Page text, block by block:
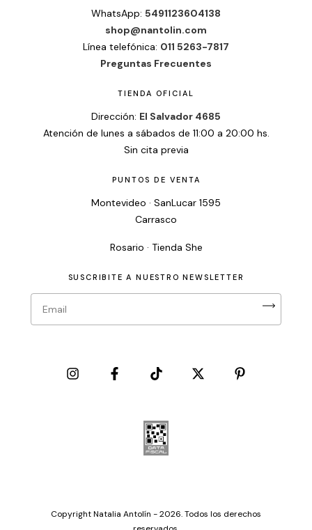
WhatsApp: 5491123604138
shop@nantolin.com
Línea telefónica: 011 5263-7817
Preguntas Frecuentes
TIENDA OFICIAL
Dirección: El Salvador 4685
Atención de lunes a sábados de 11:00 a 20:00 hs.
Sin cita previa
PUNTOS DE VENTA
Montevideo · SanLucar 1595
Carrasco
Rosario · Tienda She
SUSCRIBITE A NUESTRO NEWSLETTER
Copyright Natalia Antolín - 2026. Todos los derechos